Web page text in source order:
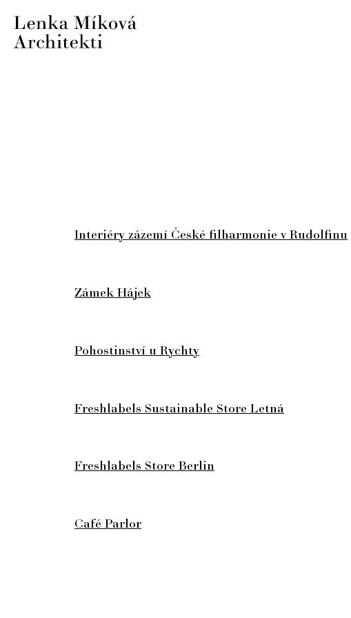
Interiéry zázemí České filharmonie v Rudolfinu
Zámek Hájek
Pohostinství u Rychty
Freshlabels Sustainable Store Letná
Freshlabels Store Berlin
Café Parlor